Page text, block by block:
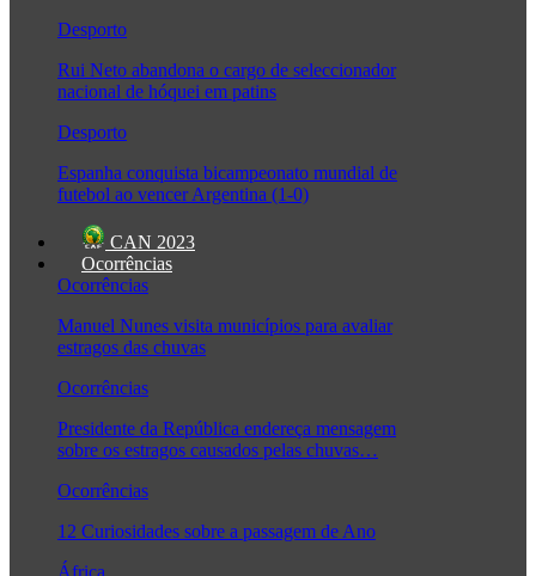
Desporto
Rui Neto abandona o cargo de seleccionador
nacional de hóquei em patins
Desporto
Espanha conquista bicampeonato mundial de
futebol ao vencer Argentina (1-0)
CAN 2023
Ocorrências
Ocorrências
Manuel Nunes visita municípios para avaliar
estragos das chuvas
Ocorrências
Presidente da República endereça mensagem
sobre os estragos causados pelas chuvas…
Ocorrências
12 Curiosidades sobre a passagem de Ano
África